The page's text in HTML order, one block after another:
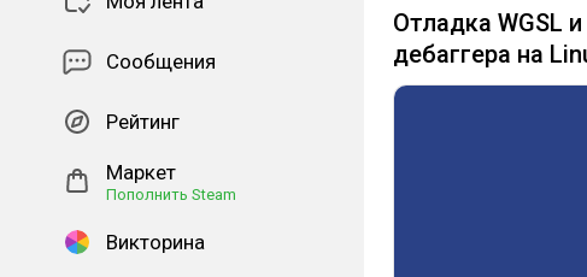
Сообщения
Рейтинг
Маркет
Пополнить Steam
Викторина
Отладка WGSL
дебаггера на